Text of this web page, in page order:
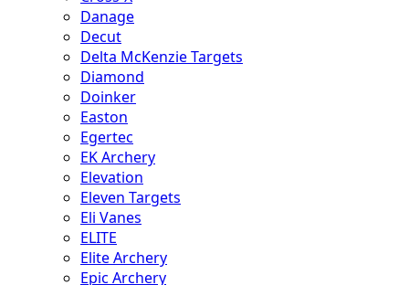
Danage
Decut
Delta McKenzie Targets
Diamond
Doinker
Easton
Egertec
EK Archery
Elevation
Eleven Targets
Eli Vanes
ELITE
Elite Archery
Epic Archery